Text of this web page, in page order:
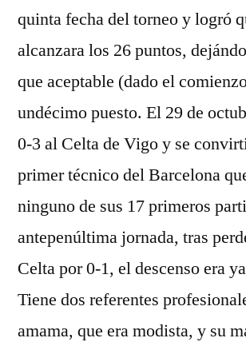
quinta fecha del torneo y logró
alcanzara los 26 puntos,
que aceptable (dado el
undécimo puesto. El 29 de
0-3 al Celta de Vigo y se
primer técnico del Barcelona
ninguno de sus 17 primeros
antepenúltima jornada, tras
Celta por 0-1, el descenso era
Tiene dos referentes
amama, que era modista, y su